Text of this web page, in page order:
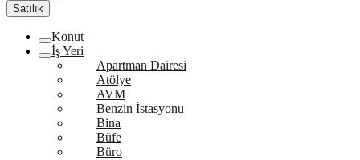
Satılık
Konut
İş Yeri
Apartman Dairesi
Atölye
AVM
Benzin İstasyonu
Bina
Büfe
Büro